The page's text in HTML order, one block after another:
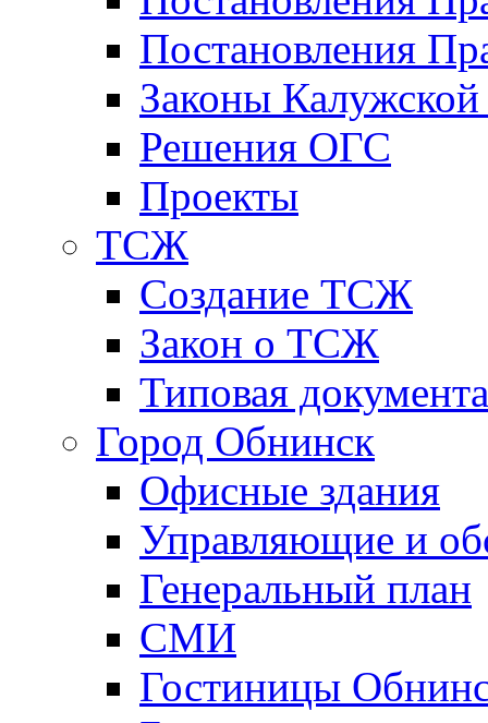
Постановления
Законы Калужской
Решения ОГС
Проекты
ТСЖ
Создание ТСЖ
Закон о ТСЖ
Типовая
Город Обнинск
Офисные здания
Управляющие и
Генеральный план
СМИ
Гостиницы